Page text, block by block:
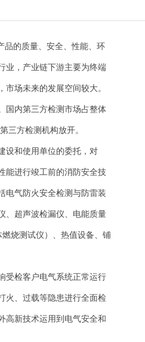
品的质量、安全、性能、环
业，产业链下游主要为终端
场未来的发展空间较大。
国内第三方检测市场占整体
三方检测机构放开。
设和使用单位的委托，对
能进行竣工前的消防安全技
电气防火安全检测与防雷装
、超声波检漏仪、电能质量
烧测试仪）、热值设备、铺
受检客户电气系统正常运行
火、过载等隐患进行全面检
高新技术运用到电气安全和